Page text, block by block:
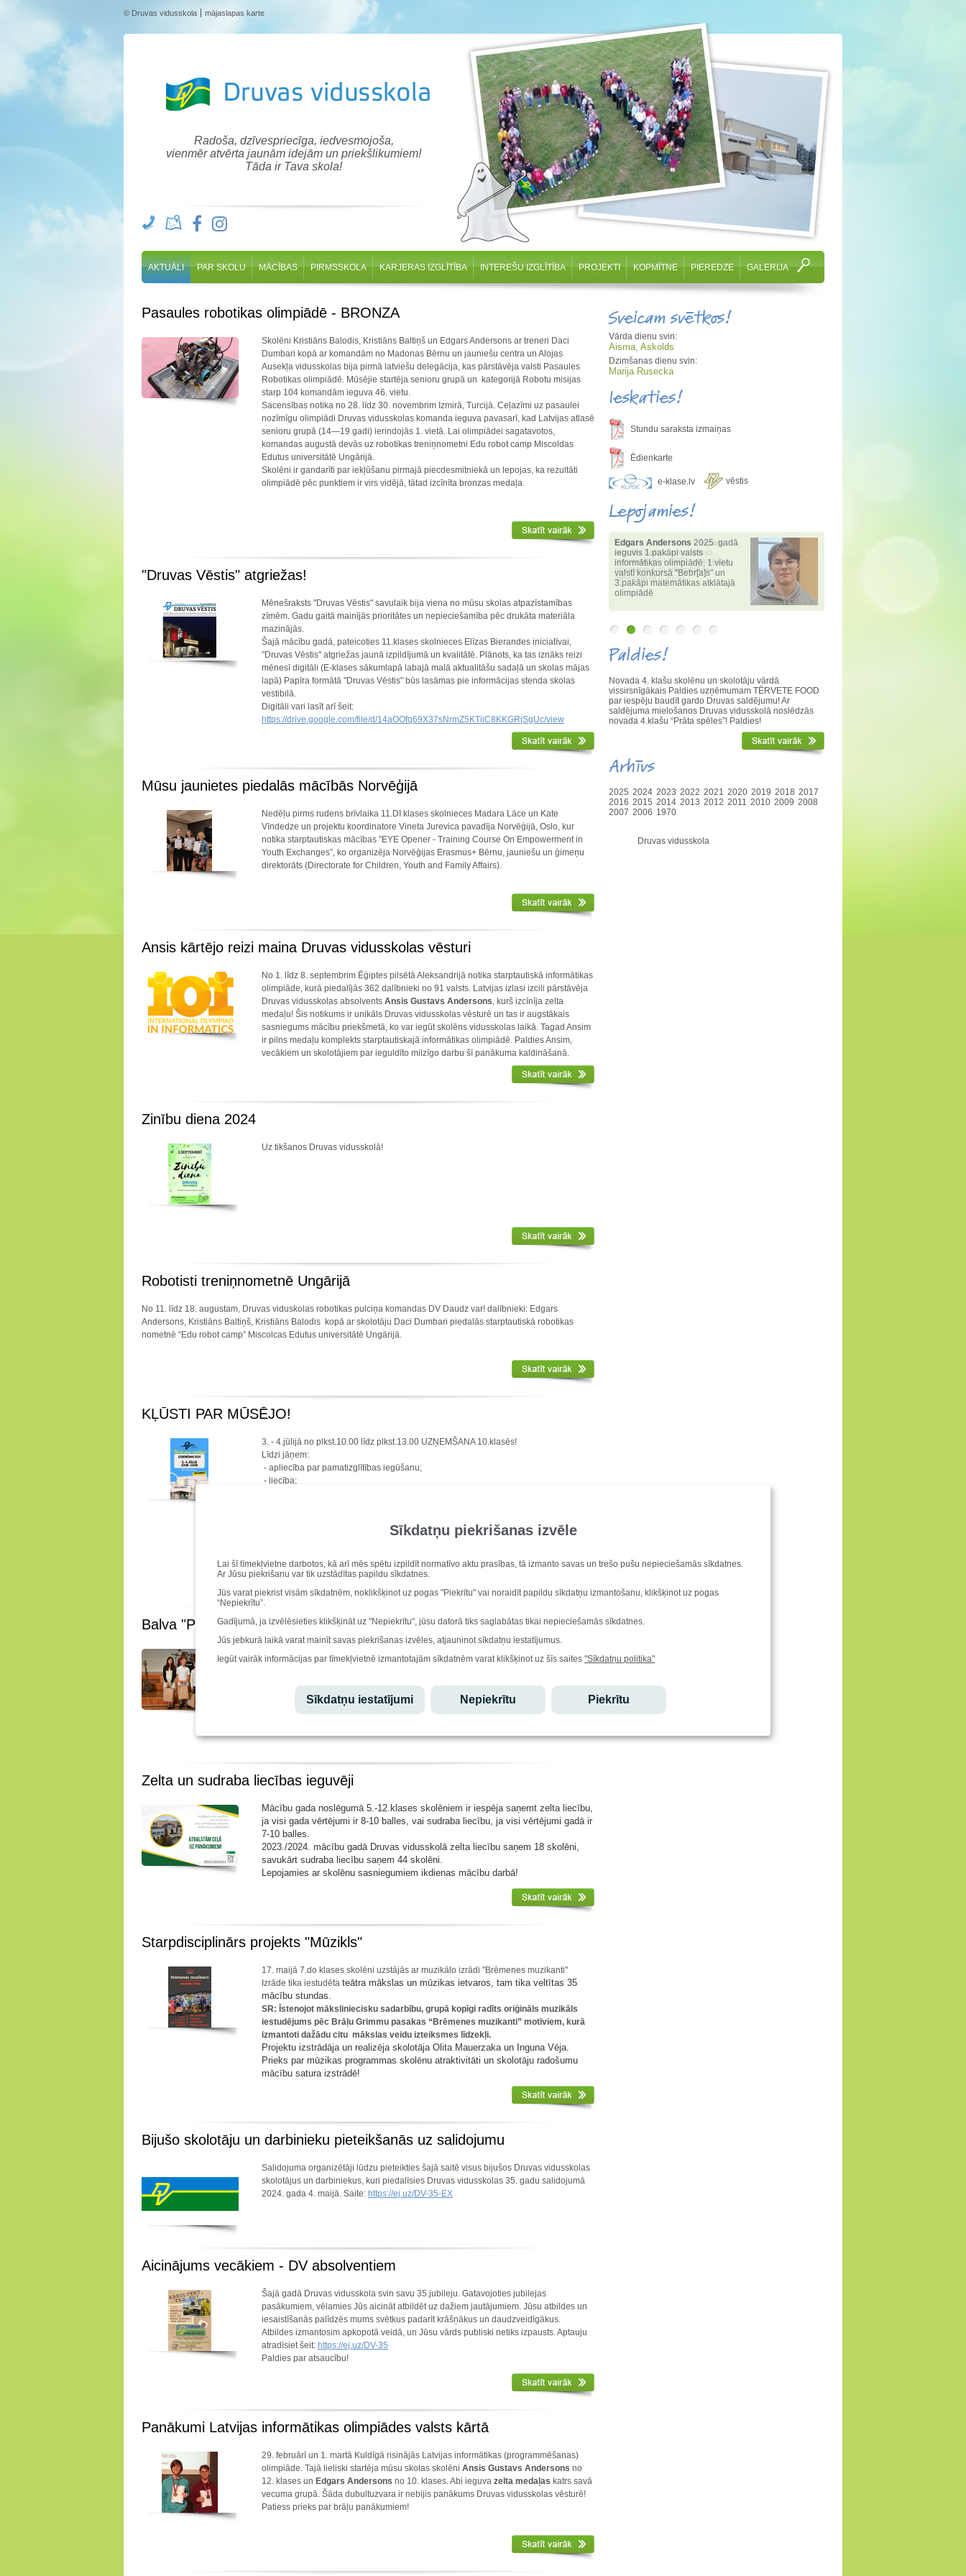
Sīkdatņu piekrišanas izvēle
Lai šī tīmekļvietne darbotos, kā arī mēs spētu izpildīt normatīvo aktu prasības, tā izmanto savas un trešo pušu nepieciešamās sīkdatnes.
Ar Jūsu piekrišanu var tik uzstādītas papildu sīkdatnes.
Jūs varat piekrist visām sīkdatnēm, noklikšķinot uz pogas "Piekrītu" vai noraidīt papildu sīkdatņu izmantošanu, klikšķinot uz pogas
“Nepiekrītu”.
Gadījumā, ja izvēlēsieties klikšķināt uz "Nepiekrītu", jūsu datorā tiks saglabātas tikai nepieciešamās sīkdatnes.
Jūs jebkurā laikā varat mainīt savas piekrišanas izvēles, atjauninot sīkdatņu iestatījumus.
Iegūt vairāk informācijas par tīmekļvietnē izmantotajām sīkdatnēm varat klikšķinot uz šīs saites "Sīkdatņu politika"
Sīkdatņu iestatījumi Nepiekrītu Piekrītu
© Druvas vidusskola mājaslapas karte
Radoša, dzīvespriecīga, iedvesmojoša,
vienmēr atvērta jaunām idejām un priekšlikumiem!
Tāda ir Tava skola!
AKTUĀLI PAR SKOLU MĀCĪBAS PIRMSSKOLA KARJERAS IZGLĪTĪBA INTEREŠU IZGLĪTĪBA PROJEKTI KOPMĪTNE PIEREDZE GALERIJA
Pasaules robotikas olimpiādē - BRONZA
Skolēni Kristiāns Balodis, Kristiāns Baltiņš un Edgars Andersons ar treneri Daci
Dumbari kopā ar komandām no Madonas Bērnu un jauniešu centra un Alojas
Ausekļa vidusskolas bija pirmā latviešu delegācija, kas pārstāvēja valsti Pasaules
Robotikas olimpiādē. Mūsējie startēja senioru grupā un kategorijā Robotu misijas
starp 104 komandām ieguva 46. vietu.
Sacensības notika no 28. līdz 30. novembrim Izmirā, Turcijā. Ceļazīmi uz pasaulei
nozīmīgu olimpiādi Druvas vidusskolas komanda ieguva pavasarī, kad Latvijas atlasē
senioru grupā (14—19 gadi) ierindojās 1. vietā. Lai olimpiādei sagatavotos,
komandas augustā devās uz robotikas treniņnometni Edu robot camp Miscoldas
Edutus universitātē Ungārijā.
Skolēni ir gandarīti par iekļūšanu pirmajā piecdesmitniekā un lepojas, ka rezultāti
olimpiādē pēc punktiem ir virs vidējā, tātad izcīnīta bronzas medaļa.
"Druvas Vēstis" atgriežas!
Mēnešraksts "Druvas Vēstis" savulaik bija viena no mūsu skolas atpazīstamības
zīmēm. Gadu gaitā mainījās prioritātes un nepieciešamība pēc drukāta materiāla
mazinājās.
Šajā mācību gadā, pateicoties 11.klases skolnieces Elīzas Bierandes iniciatīvai,
"Druvas Vēstis" atgriežas jaunā izpildījumā un kvalitātē. Plānots, ka tas iznāks reizi
mēnesī digitāli (E-klases sākumlapā labajā malā aktualitāšu sadaļā un skolas mājas
lapā) Papīra formātā "Druvas Vēstis" būs lasāmas pie informācijas stenda skolas
vestibilā.
Digitāli vari lasīt arī šeit:
https://drive.google.com/file/d/14aOOfq69X37sNrmZ5KTiiC8KKGRjSgUc/view
Mūsu jaunietes piedalās mācībās Norvēģijā
Nedēļu pirms rudens brīvlaika 11.DI klases skolnieces Madara Lāce un Kate
Vīndedze un projektu koordinatore Vineta Jurevica pavadīja Norvēģijā, Oslo, kur
notika starptautiskas mācības "EYE Opener - Training Course On Empowerment in
Youth Exchanges”, ko organizēja Norvēģijas Erasmus+ Bērnu, jauniešu un ģimeņu
direktorāts (Directorate for Children, Youth and Family Affairs).
Ansis kārtējo reizi maina Druvas vidusskolas vēsturi
No 1. līdz 8. septembrim Ēģiptes pilsētā Aleksandrijā notika starptautiskā informātikas
olimpiāde, kurā piedalījās 362 dalībnieki no 91 valsts. Latvijas izlasi izcili pārstāvēja
Druvas vidusskolas absolvents Ansis Gustavs Andersons, kurš izcīnīja zelta
medaļu! Šis notikums ir unikāls Druvas vidusskolas vēsturē un tas ir augstākais
sasniegums mācību priekšmetā, ko var iegūt skolēns vidusskolas laikā. Tagad Ansim
ir pilns medaļu komplekts starptautiskajā informātikas olimpiādē. Paldies Ansim,
vecākiem un skolotājiem par ieguldīto milzīgo darbu šī panākuma kaldināšanā.
Zinību diena 2024
Uz tikšanos Druvas vidusskolā!
Robotisti treniņnometnē Ungārijā
No 11. līdz 18. augustam, Druvas viduskolas robotikas pulciņa komandas DV Daudz var! dalībnieki: Edgars
Andersons, Kristiāns Baltiņš, Kristiāns Balodis kopā ar skolotāju Daci Dumbari piedalās starptautiskā robotikas
nometnē “Edu robot camp” Miscolcas Edutus universitātē Ungārijā.
KĻŪSTI PAR MŪSĒJO!
3. - 4.jūlijā no plkst.10.00 līdz plkst.13.00 UZŅEMŠANA 10.klasēs!
Līdzi jāņem:
- apliecība par pamatizglītības iegūšanu;
- liecība;
UZ TIKŠANOS DRUVAS VIDUSSKOLĀ!
Balva "Pakāpiens"
Balvu "Pakāpiens" saņem skolēni, kuri, iegūstot 2. semestrī augstākus vērtējumus
nekā 1.semestrī, ir apliecinājuši savu prasmi un vēlmi izaugt. Izaugt raksturā,
Jurģi Jauniņu
ar augstāko kāpinājumu šajā mācību gadā
"Pacietība, izturība un smags darbs veido nesatricināmu kombināciju
Zelta un sudraba liecības ieguvēji
Mācību gada noslēgumā 5.-12.klases skolēniem ir iespēja saņemt zelta liecību,
ja visi gada vērtējumi ir 8-10 balles, vai sudraba liecību, ja visi vērtējumi gadā ir
7-10 balles.
2023./2024. mācību gadā Druvas vidusskolā zelta liecību saņem 18 skolēni,
savukārt sudraba liecību saņem 44 skolēni.
Lepojamies ar skolēnu sasniegumiem ikdienas mācību darbā!
Starpdisciplinārs projekts "Mūzikls"
17. maijā 7.do klases skolēni uzstājās ar muzikālo izrādi "Brēmenes muzikanti"
Izrāde tika iestudēta teātra mākslas un mūzikas ietvaros, tam tika veltītas 35
mācību stundas.
SR: Īstenojot māksliniecisku sadarbību, grupā kopīgi radīts oriģināls muzikāls
iestudējums pēc Brāļu Grimmu pasakas “Brēmenes muzikanti” motīviem, kurā
izmantoti dažādu citu mākslas veidu izteiksmes līdzekļi.
Projektu izstrādāja un realizēja skolotāja Olita Mauerzaka un Inguna Vēja.
Prieks par mūzikas programmas skolēnu atraktivitāti un skolotāju radošumu
mācību satura izstrādē!
Bijušo skolotāju un darbinieku pieteikšanās uz salidojumu
Salidojuma organizētāji lūdzu pieteikties šajā saitē visus bijušos Druvas vidusskolas
skolotājus un darbiniekus, kuri piedalīsies Druvas vidusskolas 35. gadu salidojumā
2024. gada 4. maijā. Saite: https://ej.uz/DV-35-EX
Aicinājums vecākiem - DV absolventiem
Šajā gadā Druvas vidusskola svin savu 35.jubileju. Gatavojoties jubilejas
pasākumiem, vēlamies Jūs aicināt atbildēt uz dažiem jautājumiem. Jūsu atbildes un
iesaistīšanās palīdzēs mums svētkus padarīt krāšņākus un daudzveidīgākus.
Atbildes izmantosim apkopotā veidā, un Jūsu vārds publiski netiks izpausts. Aptauju
atradīsiet šeit: https://ej.uz/DV-35
Paldies par atsaucību!
Panākumi Latvijas informātikas olimpiādes valsts kārtā
29. februārī un 1. martā Kuldīgā risinājās Latvijas informātikas (programmēšanas)
olimpiāde. Tajā lieliski startēja mūsu skolas skolēni Ansis Gustavs Andersons no
12. klases un Edgars Andersons no 10. klases. Abi ieguva zelta medaļas katrs savā
vecuma grupā. Šāda dubultuzvara ir nebijis panākums Druvas vidusskolas vēsturē!
Patiess prieks par brāļu panākumiem!
Sveicam svētkos!
Vārda dienu svin:
Aisma, Askolds
Dzimšanas dienu svin:
Marija Rusecka
Ieskaties!
Stundu saraksta izmaiņas
Ēdienkarte
e-klase.lv vēstis
Lepojamies!
Edgars Andersons 2025. gadā
ieguvis 1.pakāpi valsts
informātikas olimpiādē,1.vietu
valstī konkursā "Bebr[a]s" un
3.pakāpi matemātikas atklātajā
olimpiādē
Paldies!
Novada 4. klašu skolēnu un skolotāju vārdā
vissirsnīgākais Paldies uzņēmumam TĒRVETE FOOD
par iespēju baudīt gardo Druvas saldējumu! Ar
saldējuma mielošanos Druvas vidusskolā noslēdzās
novada 4.klašu “Prāta spēles”! Paldies!
Arhīvs
2025 2024 2023 2022 2021 2020 2019 2018 2017
2016 2015 2014 2013 2012 2011 2010 2009 2008
2007 2006 1970
Druvas vidusskola